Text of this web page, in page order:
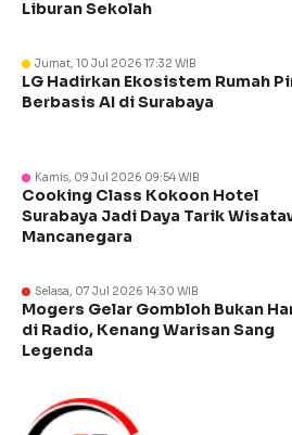
Liburan Sekolah
Jumat, 10 Jul 2026 17:32 WIB
LG Hadirkan Ekosistem Rumah
Berbasis AI di Surabaya
Kamis, 09 Jul 2026 09:54 WIB
Cooking Class Kokoon Hotel
Surabaya Jadi Daya Tarik
Mancanegara
Selasa, 07 Jul 2026 14:30 WIB
Mogers Gelar Gombloh Bukan
di Radio, Kenang Warisan Sang
Legenda